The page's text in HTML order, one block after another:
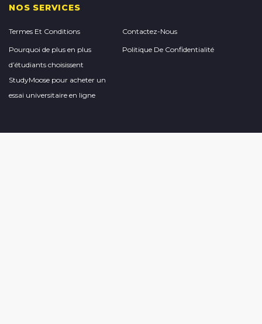
NOS SERVICES
Termes Et Conditions Contactez-Nous
Pourquoi de plus en plus
d’étudiants choisissent
StudyMoose pour acheter un
essai universitaire en ligne
Politique De Confidentialité